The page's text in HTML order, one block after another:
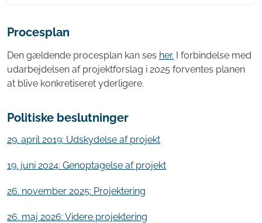
Procesplan
Den gældende procesplan kan ses her. I forbindelse med
udarbejdelsen af projektforslag i 2025 forventes planen
at blive konkretiseret yderligere.
Politiske beslutninger
29. april 2019: Udskydelse af projekt
19. juni 2024: Genoptagelse af projekt
26. november 2025: Projektering
26. maj 2026: Videre projektering